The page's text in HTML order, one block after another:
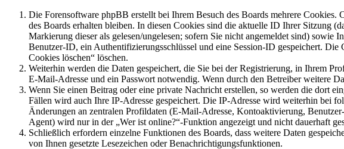
Die Forensoftware phpBB erstellt bei Ihrem Besuch des Boards mehrere
des Boards erhalten bleiben. In diesen Cookies sind die aktuelle ID Ihrer Sitzung
Markierung dieser als gelesen/ungelesen; sofern Sie nicht angemeldet sind)
Benutzer-ID, ein Authentifizierungsschlüssel und eine Session-ID gespeichert.
Cookies löschen“ löschen.
Weiterhin werden die Daten gespeichert, die Sie bei der Registrierung, in Ihrem
E-Mail-Adresse und ein Passwort notwendig. Wenn durch den Betreiber weitere
Wenn Sie einen Beitrag oder eine private Nachricht erstellen, so werden die dort
Fällen wird auch Ihre IP-Adresse gespeichert. Die IP-Adresse wird weiterhin bei
Änderungen an zentralen Profildaten (E-Mail-Adresse, Kontoaktivierung,
Agent) wird nur in der „Wer ist online?“-Funktion angezeigt und nicht dauerhaft
Schließlich erfordern einzelne Funktionen des Boards, dass weitere Daten
von Ihnen gesetzte Lesezeichen oder Benachrichtigungsfunktionen.